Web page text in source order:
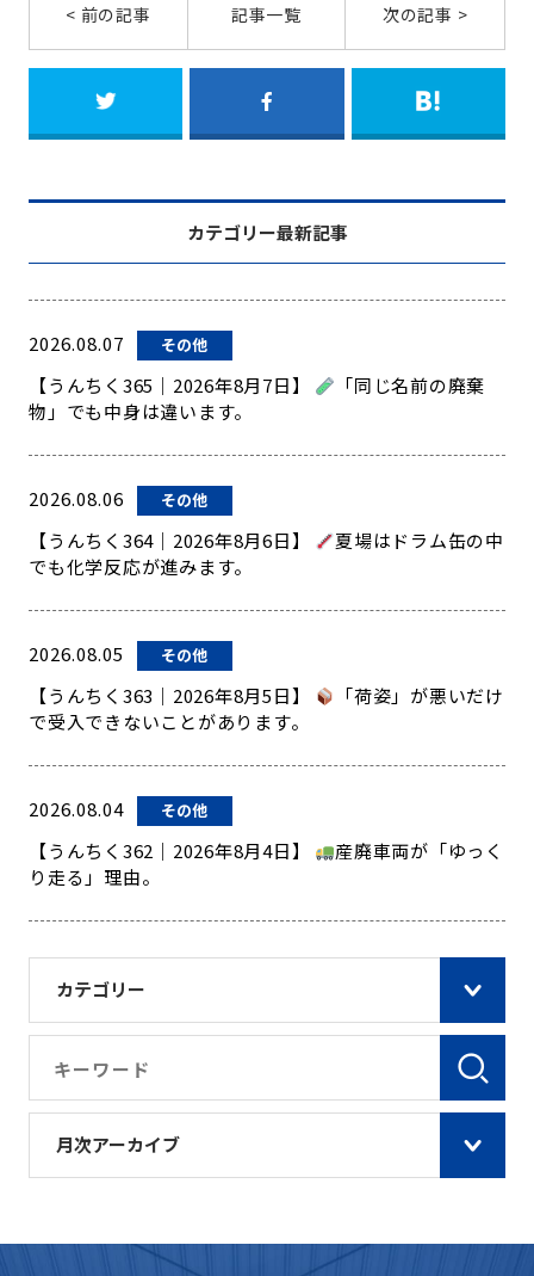
カテゴリー
月次アーカイブ
< 前の記事 記事一覧 次の記事 >
カテゴリー最新記事
2026.08.07 その他
【うんちく365｜2026年8月7日】
「同じ名前の廃棄
物」でも中身は違います。
2026.08.06 その他
【うんちく364｜2026年8月6日】
夏場はドラム缶の中
でも化学反応が進みます。
2026.08.05 その他
【うんちく363｜2026年8月5日】
「荷姿」が悪いだけ
で受入できないことがあります。
2026.08.04 その他
【うんちく362｜2026年8月4日】
産廃車両が「ゆっく
り走る」理由。